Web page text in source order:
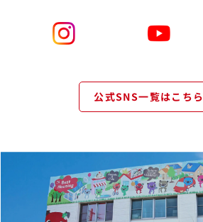
公式SNS一覧はこちら